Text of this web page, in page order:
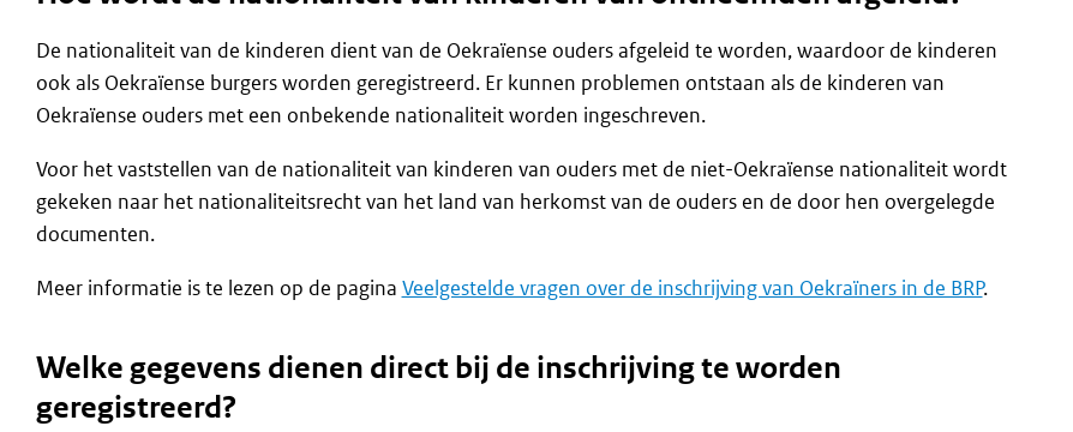
De nationaliteit van de kinderen dient van de Oekraïense ouders afgeleid te worden, waardoor de kinderen
ook als Oekraïense burgers worden geregistreerd. Er kunnen problemen ontstaan als de kinderen van
Oekraïense ouders met een onbekende nationaliteit worden ingeschreven.
Voor het vaststellen van de nationaliteit van kinderen van ouders met de niet-Oekraïense nationaliteit wordt
gekeken naar het nationaliteitsrecht van het land van herkomst van de ouders en de door hen overgelegde
documenten.
Meer informatie is te lezen op de pagina Veelgestelde vragen over de inschrijving van Oekraïners in de BRP.
Welke gegevens dienen direct bij de inschrijving te worden
geregistreerd?